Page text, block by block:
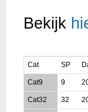
Bekijk
Cat
SP
Cat9 9
Cat32 32